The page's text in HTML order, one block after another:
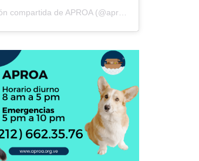
de APROA (@aproavzla)